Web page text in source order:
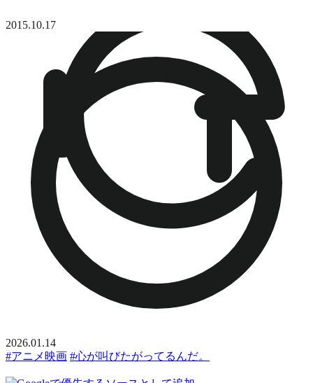
2015.10.17
2026.01.14
#アニメ映画 #心が叫びたがってるんだ。